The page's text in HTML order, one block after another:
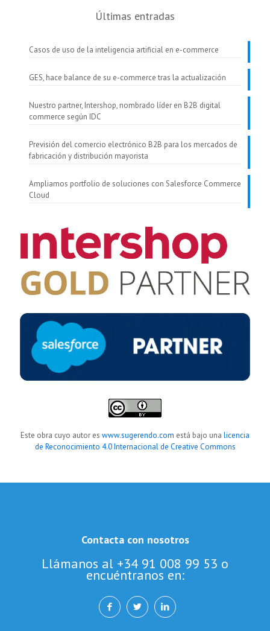
Últimas entradas
Casos de uso de la inteligencia artificial en e-commerce
GES, hace balance de su e-commerce tras la actualización
Nuestro partner, Intershop, nombrado líder en B2B digital
commerce según IDC
Previsión del comercio electrónico B2B para los mercados de
fabricación y distribución mayorista
Ampliamos portfolio de soluciones con Salesforce Commerce
Cloud
Este obra cuyo autor es www.sugerendo.com está bajo una licencia
de Reconocimiento 4.0 Internacional de Creative Commons
Contacta con nosotros
Llámanos al +34 91 008 99 53 o
encuéntranos en: